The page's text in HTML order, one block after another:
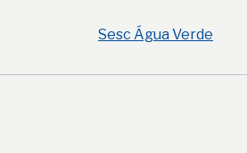
Sesc Água Verde